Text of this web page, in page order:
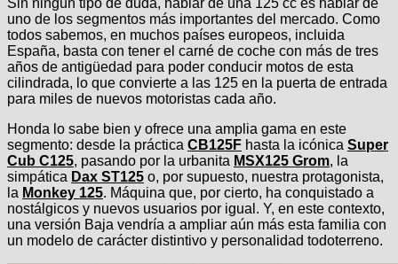
uno de los segmentos más importantes del mercado. Como
todos sabemos, en muchos países europeos, incluida
España, basta con tener el carné de coche con más de tres
años de antigüedad para poder conducir motos de esta
cilindrada, lo que convierte a las 125 en la puerta de entrada
para miles de nuevos motoristas cada año.
Honda lo sabe bien y ofrece una amplia gama en este
segmento: desde la práctica CB125F hasta la icónica Super
Cub C125, pasando por la urbanita MSX125 Grom, la
simpática Dax ST125 o, por supuesto, nuestra protagonista,
la Monkey 125. Máquina que, por cierto, ha conquistado a
nostálgicos y nuevos usuarios por igual. Y, en este contexto,
una versión Baja vendría a ampliar aún más esta familia con
un modelo de carácter distintivo y personalidad todoterreno.